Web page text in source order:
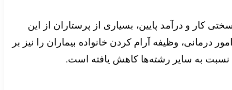
کار و درآمد پایین، بسیاری از پرستاران از این
وظیفه آرام کردن خانواده بیماران را نیز بر
نسبت به سایر رشته‌ها کاهش یافته است.